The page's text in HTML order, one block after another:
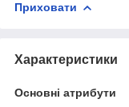
Приховати
Характеристики
Основні атрибути